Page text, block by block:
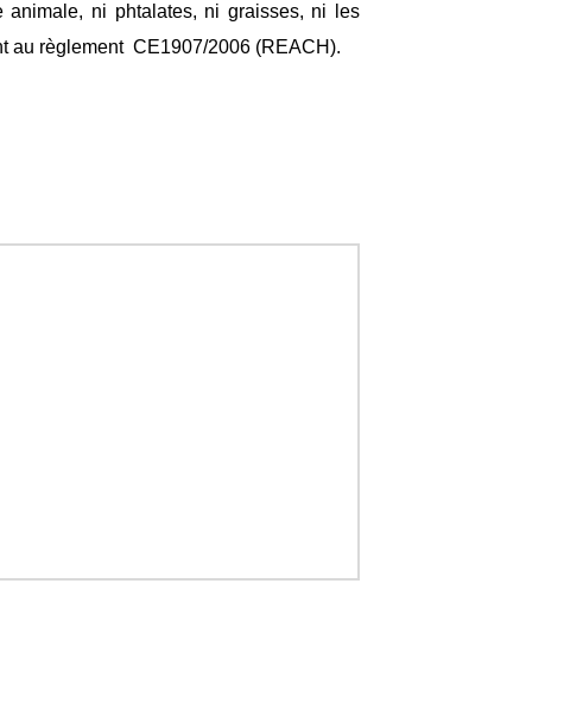
ni phtalates, ni graisses, ni les
au règlement CE1907/2006 (REACH).